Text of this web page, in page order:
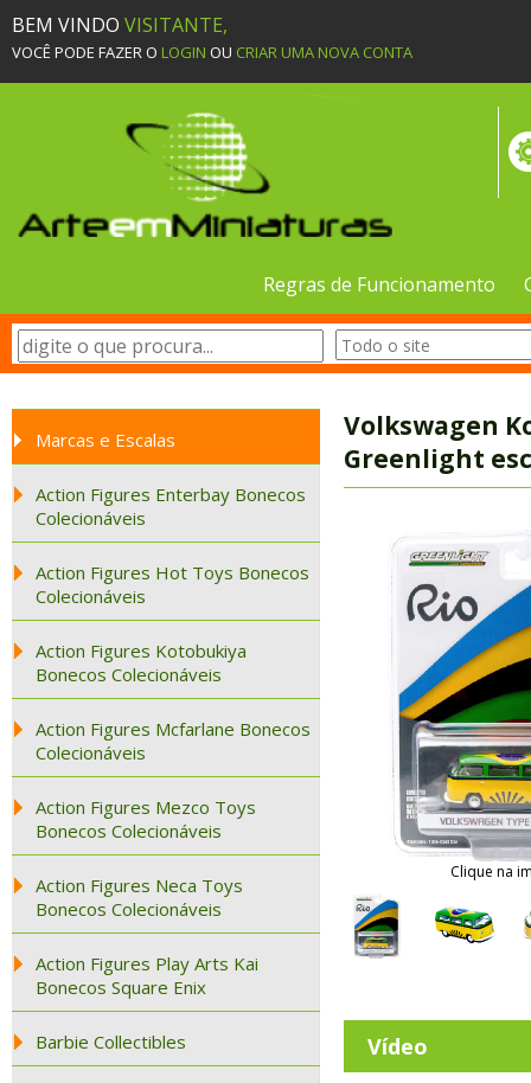
BEM VINDO VISITANTE,
VOCÊ PODE FAZER O LOGIN OU CRIAR UMA NOVA CONTA
Regras de Funcionamento
Marcas e Escalas
Action Figures Enterbay Bonecos
Colecionáveis
Action Figures Hot Toys Bonecos
Colecionáveis
Action Figures Kotobukiya
Bonecos Colecionáveis
Action Figures Mcfarlane Bonecos
Colecionáveis
Action Figures Mezco Toys
Bonecos Colecionáveis
Action Figures Neca Toys
Bonecos Colecionáveis
Action Figures Play Arts Kai
Bonecos Square Enix
Barbie Collectibles
Volkswagen
Greenlight
Clique na
Vídeo